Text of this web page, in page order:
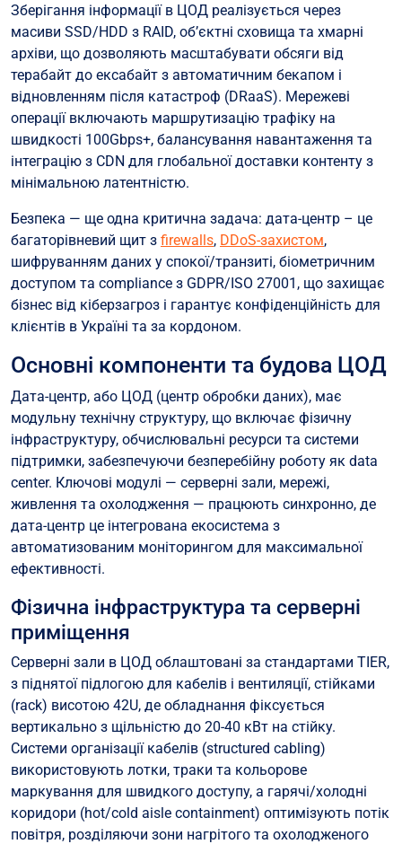
Зберігання інформації в ЦОД реалізується через
масиви SSD/HDD з RAID, об’єктні сховища та хмарні
архіви, що дозволяють масштабувати обсяги від
терабайт до ексабайт з автоматичним бекапом і
відновленням після катастроф (DRaaS). Мережеві
операції включають маршрутизацію трафіку на
швидкості 100Gbps+, балансування навантаження та
інтеграцію з CDN для глобальної доставки контенту з
мінімальною латентністю.
Безпека — ще одна критична задача: дата-центр – це
багаторівневий щит з firewalls, DDoS-захистом,
шифруванням даних у спокої/транзиті, біометричним
доступом та compliance з GDPR/ISO 27001, що захищає
бізнес від кіберзагроз і гарантує конфіденційність для
клієнтів в Україні та за кордоном.
Основні компоненти та будова ЦОД
Дата-центр, або ЦОД (центр обробки даних), має
модульну технічну структуру, що включає фізичну
інфраструктуру, обчислювальні ресурси та системи
підтримки, забезпечуючи безперебійну роботу як data
center. Ключові модулі — серверні зали, мережі,
живлення та охолодження — працюють синхронно, де
дата-центр це інтегрована екосистема з
автоматизованим моніторингом для максимальної
ефективності.
Фізична інфраструктура та серверні
приміщення
Серверні зали в ЦОД облаштовані за стандартами TIER,
з піднятої підлогою для кабелів і вентиляції, стійками
(rack) висотою 42U, де обладнання фіксується
вертикально з щільністю до 20-40 кВт на стійку.
Системи організації кабелів (structured cabling)
використовують лотки, траки та кольорове
маркування для швидкого доступу, а гарячі/холодні
коридори (hot/cold aisle containment) оптимізують потік
повітря, розділяючи зони нагрітого та охолодженого